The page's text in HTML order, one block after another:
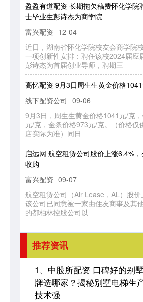
盈盈有道配资 长期拖欠稿费怀化学院
士毕业生彭诗杰为商学院
富兴配资 12-04
近日，湖南省怀化学院校友会商学院
一项创新性安排：聘任该校2024届应
彭诗杰为首届创业导师，聘期三
高忆配资 9月3日周生生黄金价格
线下配资公司 09-06
9月3日，周生生黄金价格1041元/克
元/克，金条价格973元/克。（价格仅
店实际为准）同日
启远网 航空租赁公司股价上涨6.4%
收购
富兴配资 09-07
航空租赁公司（Air Lease，AL）股价
该公司已同意被一家由住友商事及其
的都柏林控股公司以
推荐资讯
1、 中股所配资 口碑好的别
牌选哪家？揭秘别墅电梯生
技术强